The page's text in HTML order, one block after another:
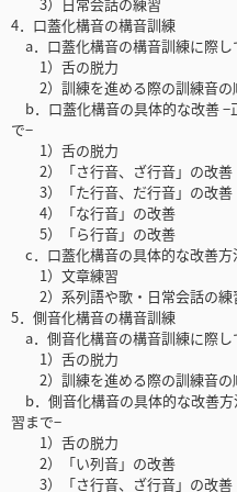
4．口蓋化構音の構音訓練
a．口蓋化構音の構音訓練に際し
1）舌の脱力
2）訓練を進める際の訓練音の
b．口蓋化構音の具体的な改善 −
で−
1）舌の脱力
2）「さ行音、ざ行音」の改善
3）「た行音、だ行音」の改善
4）「な行音」の改善
5）「ら行音」の改善
c．口蓋化構音の具体的な改善
1）文章練習
2）系列語や歌・日常会話の練
5．側音化構音の構音訓練
a．側音化構音の構音訓練に際し
1）舌の脱力
2）訓練を進める際の訓練音の
b．側音化構音の具体的な改善
習まで−
1）舌の脱力
2）「い列音」の改善
3）「さ行音、ざ行音」の改善